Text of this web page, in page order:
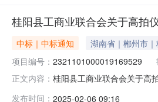
桂阳县工商业联合会关于高拍
中标｜中标通知 湖南省｜郴州市
项目编号： 2321101000019169529
正文内容： 桂阳县工商业联合会关于高
发布时间： 2025-02-06 09:16